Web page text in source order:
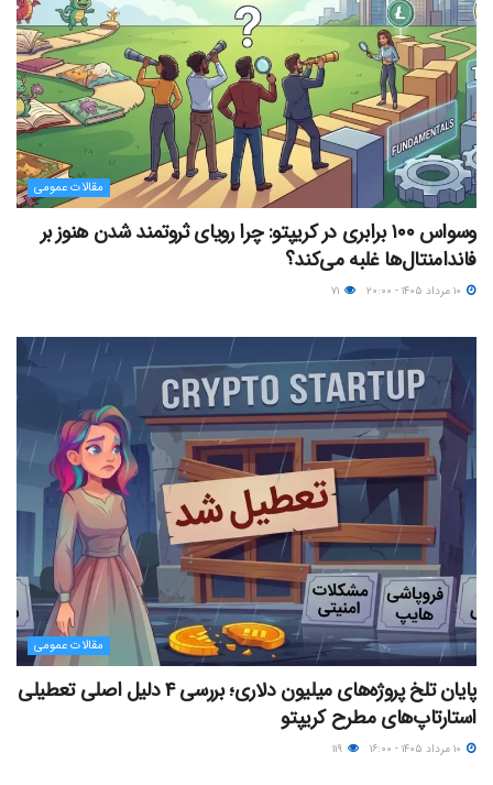
مقالات عمومی
وسواس ۱۰۰ برابری در کریپتو: چرا رویای ثروتمند شدن هنوز بر
فاندامنتال‌ها غلبه می‌کند؟
مقالات عمومی
پایان تلخ پروژه‌های میلیون دلاری؛ بررسی ۴ دلیل اصلی تعطیلی
استارتاپ‌های مطرح کریپتو